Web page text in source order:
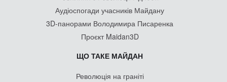
Аудіоспогади учасників Майдану
3D-панорами Володимира Писаренка
Проєкт Maidan3D
ЩО ТАКЕ МАЙДАН
Революція на граніті